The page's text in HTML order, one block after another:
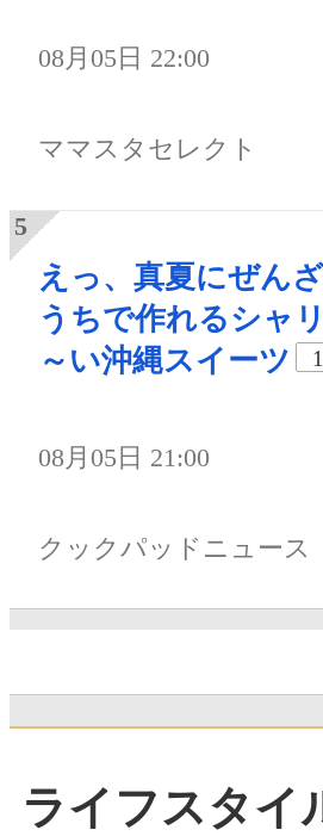
08月05日 22:00
ママスタセレクト
えっ、真夏にぜん
うちで作れるシャ
～い沖縄スイーツ
1
08月05日 21:00
クックパッドニュース
ライフスタイ